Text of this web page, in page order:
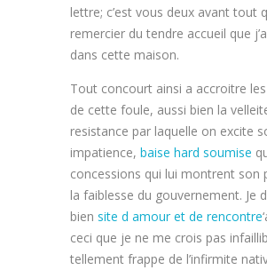
lettre; c’est vous deux avant tout
remercier du tendre accueil que
dans cette maison.
Tout concourt ainsi a accroitre
de cette foule, aussi bien la
resistance par laquelle on excite
impatience, baise hard soumise
concessions qui lui montrent son
la faiblesse du gouvernement. Je
bien site d amour et de rencontre
ceci que je ne me crois pas
tellement frappe de l’infirmite